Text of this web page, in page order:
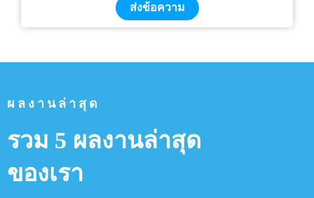
ส่งข้อความ
ผลงานล่าสุด
รวม 5 ผลงานล่าสุด
ของเรา